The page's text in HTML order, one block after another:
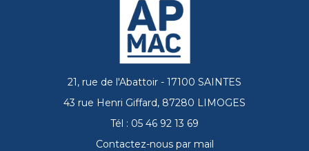
21, rue de l'Abattoir - 17100 SAINTES
43 rue Henri Giffard, 87280 LIMOGES
Tél : 05 46 92 13 69
Contactez-nous par mail